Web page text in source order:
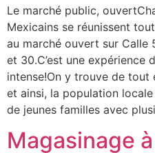
Le marché public,
Mexicains se réunissent
au marché ouvert sur Calle
et 30.C’est une expérience
intense!On y trouve de tout
et ainsi, la population
de jeunes familles avec
Magasinage